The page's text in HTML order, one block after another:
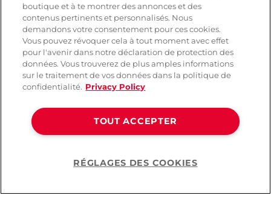
Shots-Media Behave
Corde de bondage
Snail Vibe Gizi Duo
Stimulateur Double Pour
Couples télécommandé
89,90 CHF
boutique et à te montrer des annonces et des
contenus pertinents et personnalisés. Nous
demandons votre consentement pour ces cookies.
Vous pouvez révoquer cela à tout moment avec effet
pour l'avenir dans notre déclaration de protection des
données. Vous trouverez de plus amples informations
sur le traitement de vos données dans la politique de
confidentialité. Privacy Policy
TOUT ACCEPTER
RÉGLAGES DES COOKIES